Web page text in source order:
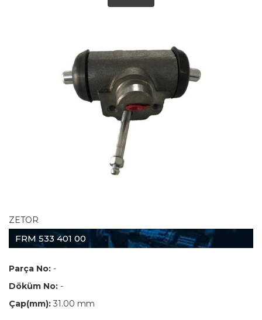
ZETOR
FRM 533 401 00
Parça No: -
Döküm No: -
Çap(mm): 31.00 mm